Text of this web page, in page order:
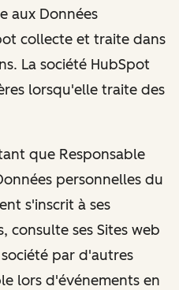
aux Données
collecte et traite dans
La société HubSpot
lorsqu'elle traite des
que Responsable
personnelles du
s'inscrit à ses
consulte ses Sites web
par d'autres
lors d'événements en